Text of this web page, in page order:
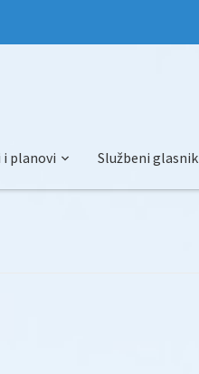
planovi Službeni glasnik